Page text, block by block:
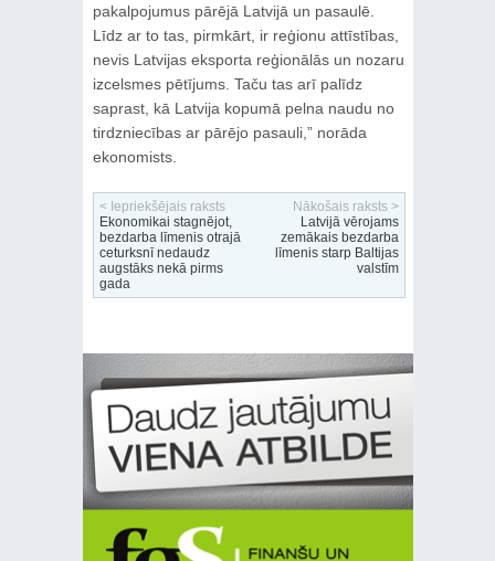
pakalpojumus pārējā Latvijā un pasaulē.
Līdz ar to tas, pirmkārt, ir reģionu attīstības,
nevis Latvijas eksporta reģionālās un nozaru
izcelsmes pētījums. Taču tas arī palīdz
saprast, kā Latvija kopumā pelna naudu no
tirdzniecības ar pārējo pasauli,” norāda
ekonomists.
< Iepriekšējais raksts
Ekonomikai stagnējot,
bezdarba līmenis otrajā
ceturksnī nedaudz
augstāks nekā pirms
gada
Nākošais raksts >
Latvijā vērojams
zemākais bezdarba
līmenis starp Baltijas
valstīm